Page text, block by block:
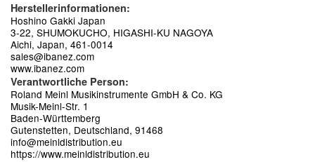
Herstellerinformationen:
Hoshino Gakki Japan
3-22, SHUMOKUCHO, HIGASHI-KU NAGOYA
Aichi, Japan, 461-0014
sales@ibanez.com
www.ibanez.com
Verantwortliche Person:
Roland Meinl Musikinstrumente GmbH & Co. KG
Musik-Meinl-Str. 1
Baden-Württemberg
Gutenstetten, Deutschland, 91468
info@meinldistribution.eu
https://www.meinldistribution.eu